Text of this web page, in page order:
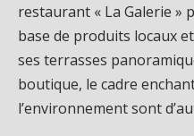
restaurant « La Galerie »
base de produits locaux
ses terrasses
boutique, le cadre
l’environnement sont